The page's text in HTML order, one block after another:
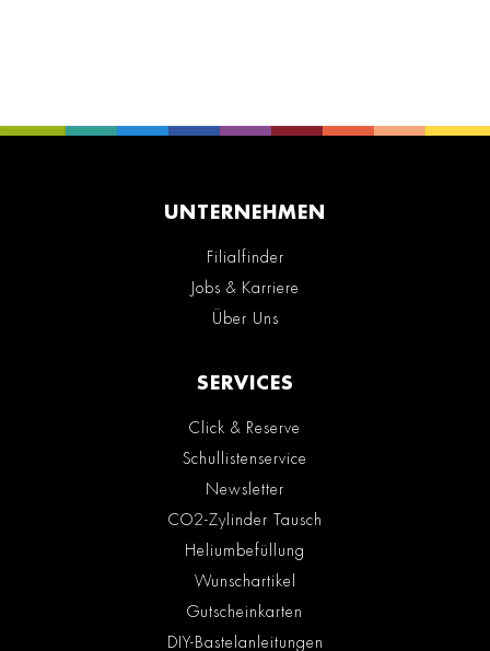
UNTERNEHMEN
Filialfinder
Jobs & Karriere
Über Uns
SERVICES
Click & Reserve
Schullistenservice
Newsletter
CO2-Zylinder Tausch
Heliumbefüllung
Wunschartikel
Gutscheinkarten
DIY-Bastelanleitungen